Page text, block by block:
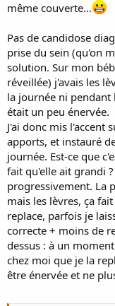
même couverte...
Pas de candidose
prise du sein (qu'on
solution. Sur mon
réveillée) j'avais les
la journée ni pendant
était un peu énervée.
J'ai donc mis l'accent
apports, et instauré
journée. Est-ce que
fait qu'elle ait grandi
progressivement. La
mais les lèvres, ça
replace, parfois je
correcte + moins de
dessus : à un
chez moi que je la
être énervée et ne